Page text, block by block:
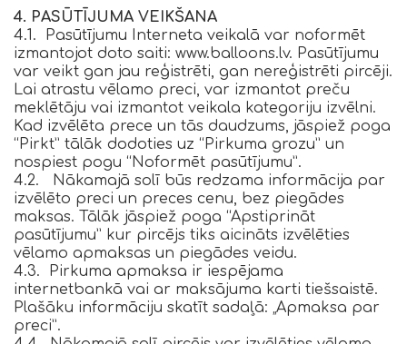
4. PASŪTĪJUMA VEIKŠANA
4.1. Pasūtījumu Interneta veikalā var noformēt
izmantojot doto saiti: www.balloons.lv. Pasūtījumu
var veikt gan jau reģistrēti, gan nereģistrēti pircēji.
Lai atrastu vēlamo preci, var izmantot preču
meklētāju vai izmantot veikala kategoriju izvēlni.
Kad izvēlēta prece un tās daudzums, jāspiež poga
“Pirkt” tālāk dodoties uz “Pirkuma grozu” un
nospiest pogu “Noformēt pasūtījumu”.
4.2. Nākamajā solī būs redzama informācija par
izvēlēto preci un preces cenu, bez piegādes
maksas. Tālāk jāspiež poga “Apstiprināt
pasūtījumu” kur pircējs tiks aicināts izvēlēties
vēlamo apmaksas un piegādes veidu.
4.3. Pirkuma apmaksa ir iespējama
internetbankā vai ar maksājuma karti tiešsaistē.
Plašāku informāciju skatīt sadaļā: „Apmaksa par
preci”.